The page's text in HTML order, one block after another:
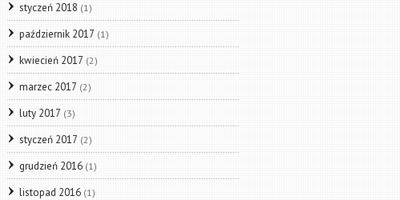
styczeń 2018 (1)
październik 2017 (1)
kwiecień 2017 (2)
marzec 2017 (2)
luty 2017 (3)
styczeń 2017 (2)
grudzień 2016 (1)
listopad 2016 (1)